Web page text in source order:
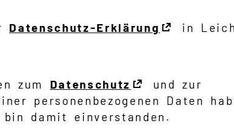
Datenschutz-Erklärung in
zum Datenschutz
und zur
personenbezogenen Daten
damit einverstanden.